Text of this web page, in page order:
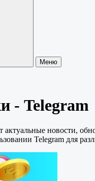
Меню
- Telegram
новости,
Telegram для